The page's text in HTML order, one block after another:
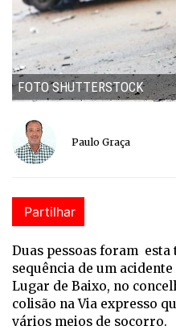
FOTO SHUTTERSTOCK
Paulo Graça
Partilhar
Duas pessoas foram
sequência de um
Lugar de Baixo, no
colisão na Via expresso
vários meios de socorro.